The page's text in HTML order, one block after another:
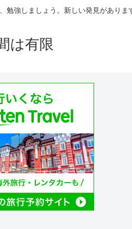
勉強しましょう。新しい発見がありま
は有限